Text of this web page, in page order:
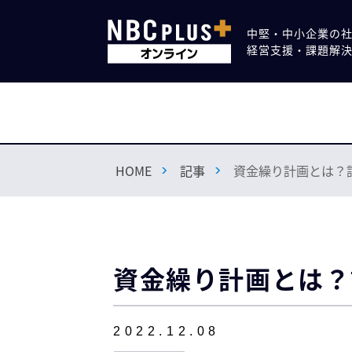
中堅・中小企業の
経営支援・課題解
HOME 記事 資金繰り計画とは
資金繰り計画とは
2022.12.08